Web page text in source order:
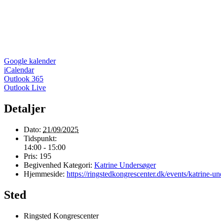
Google kalender
iCalendar
Outlook 365
Outlook Live
Detaljer
Dato: 21/09/2025
Tidspunkt:
14:00 - 15:00
Pris: 195
Begivenhed Kategori: Katrine Undersøger
Hjemmeside: https://ringstedkongrescenter.dk/events/katrine-
Sted
Ringsted Kongrescenter